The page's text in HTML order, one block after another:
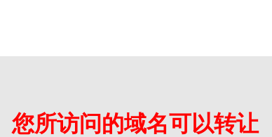
您所访问的域名可以转让